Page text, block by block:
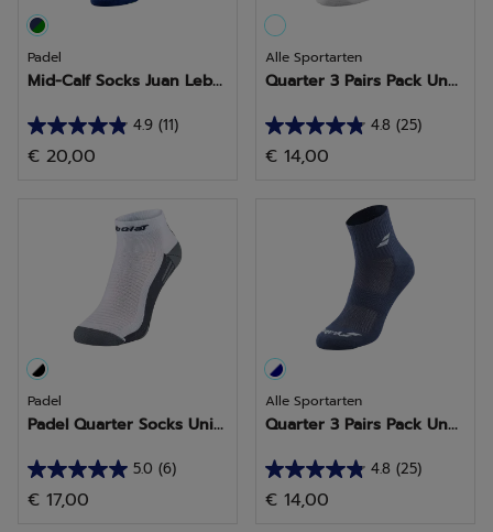
Padel
Mid-Calf Socks Juan Leb...
4.9 (11)
4.9
von
€ 20,00
Alle Sportarten
Quarter 3 Pairs Pack Un...
4.8 (25)
4.8
von
Bewertungen
€ 14,00
Padel
Padel Quarter Socks Uni...
5.0 (6)
5.0
von
€ 17,00
Alle Sportarten
Quarter 3 Pairs Pack Un...
4.8 (25)
4.8
von
€ 14,00